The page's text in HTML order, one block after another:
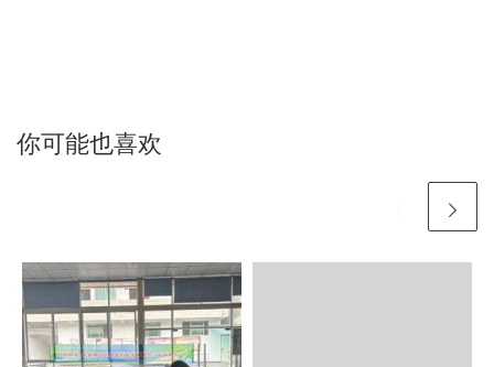
你可能也喜欢